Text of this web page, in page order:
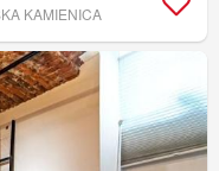
KAMIENICA